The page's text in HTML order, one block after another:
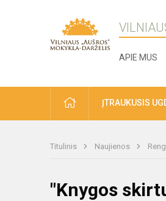
APIE MUS
ĮTRAUKUSIS
Titulinis Naujienos
"Knygos